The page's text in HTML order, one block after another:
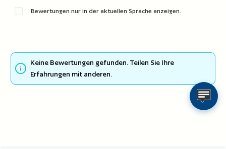
Bewertungen nur in der aktuellen Sprache anzeigen.
Keine Bewertungen gefunden. Teilen Sie Ihre
Erfahrungen mit anderen.